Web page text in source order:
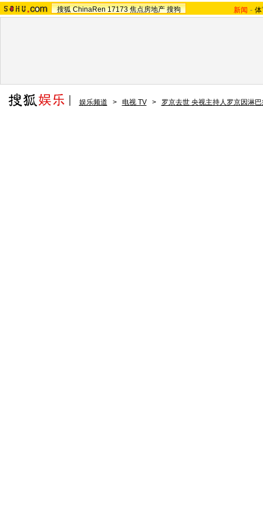
搜狐 ChinaRen 17173 焦点房地产 搜狗 新闻 -
娱乐频道 > 电视 TV > 罗京去世 央视主持人罗京因淋